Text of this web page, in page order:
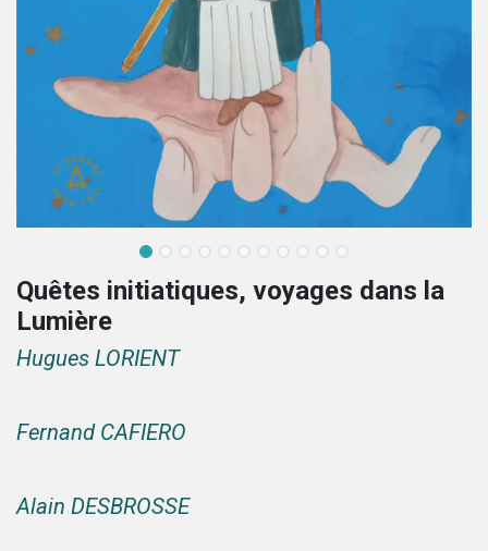
Quêtes initiatiques, voyages dans la
Lumière
Hugues LORIENT
Fernand CAFIERO
Alain DESBROSSE